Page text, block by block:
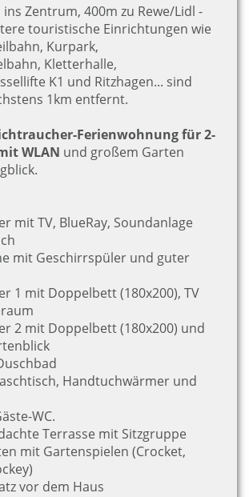
Zentrum, 400m zu Rewe/Lidl -
touristische Einrichtungen wie
Kurpark,
Kletterhalle,
K1 und Ritzhagen... sind
1km entfernt.
Ferienwohnung für 2-
WLAN und großem Garten
mit TV, BlueRay, Soundanlage
mit Geschirrspüler und guter
1 mit Doppelbett (180x200), TV
2 mit Doppelbett (180x200) und
Handtuchwärmer und
WC.
Terrasse mit Sitzgruppe
mit Gartenspielen (Crocket,
vor dem Haus